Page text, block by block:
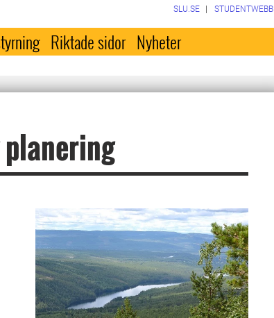
SLU.SE STUDENTWEBB
Riktade sidor Nyheter